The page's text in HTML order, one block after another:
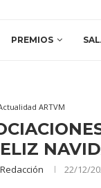
PREMIOS
ARTVM
Redacción 22/12/